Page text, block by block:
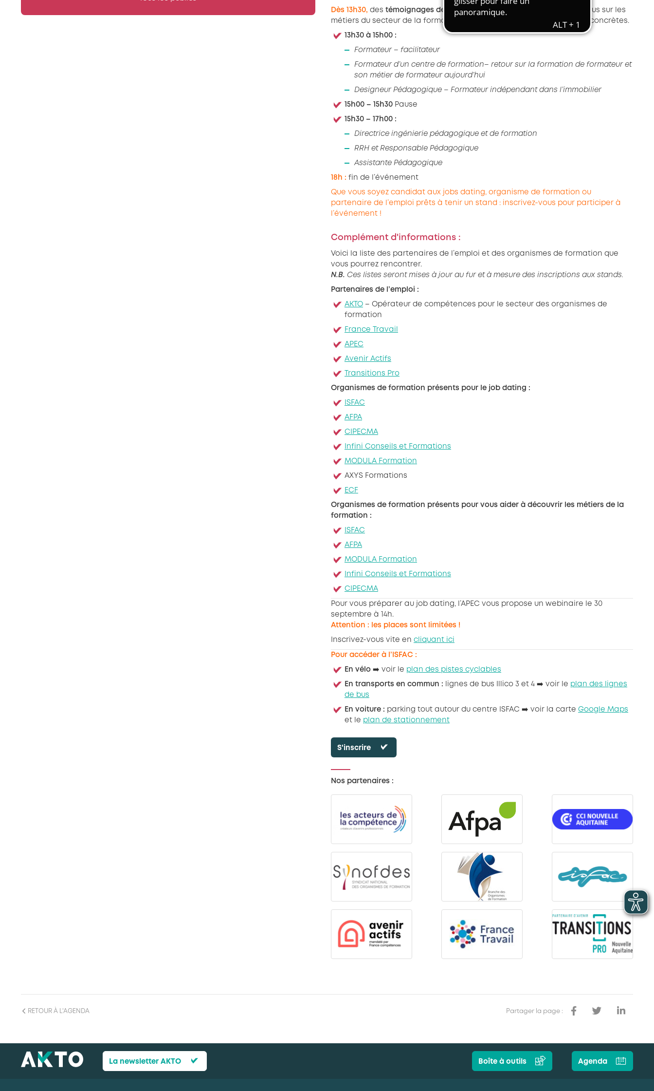
Transport et travail aérien
Travail temporaire
Autre secteur
Dès 13h30, des témoignages de professionnelsvous en apprendront plus sur les
métiers du secteur de la formation et rendront ces informations plus concrètes.
13h30 à 15h00 :
Formateur – facilitateur
Formateur d’un centre de formation– retour sur la formation de formateur et
son métier de formateur aujourd’hui
Designeur Pédagogique – Formateur indépendant dans l’immobilier
15h00 – 15h30Pause
15h30 – 17h00 :
Directrice ingénierie pédagogique et de formation
RRH et Responsable Pédagogique
Assistante Pédagogique
18h : fin de l’événement
Que vous soyez candidat aux jobs dating, organisme de formation ou
partenaire de l’emploi prêts à tenir un stand : inscrivez-vous pour participer à
l’événement !
Complément d'informations :
Voici la liste des partenaires de l’emploi et des organismes de formation que
vous pourrez rencontrer.
N.B. Ces listes seront mises à jour au fur et à mesure des inscriptions aux stands.
Partenaires de l’emploi :
AKTO– Opérateur de compétences pour le secteur des organismes de
formation
France Travail
APEC
Avenir Actifs
Transitions Pro
Organismes de formation présents pour le job dating :
ISFAC
AFPA
CIPECMA
Infini Conseils et Formations
MODULA Formation
AXYS Formations
ECF
Organismes de formation présents pour vous aider à découvrir les métiers de la
formation :
ISFAC
AFPA
MODULA Formation
Infini Conseils et Formations
CIPECMA
Pour vous préparer au job dating, l’APEC vous propose un webinaire le 30
septembre à 14h.
Attention : les places sont limitées !
Inscrivez-vous vite en cliquant ici
Pour accéder à l’ISFAC :
En vélo➡️ voir le plan des pistes cyclables
En transports en commun : lignes de bus Illico 3 et 4 ➡️ voir le plan des lignes
de bus
En voiture : parking tout autour du centre ISFAC ➡️ voir la carte Google Maps
et le plan de stationnement
S'inscrire
Nos partenaires :
RETOUR À L'AGENDA Partager la page :
La newsletter AKTO Boîte à outils Agenda